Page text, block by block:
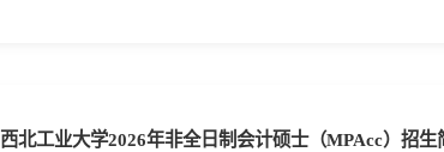
西北工业大学2026年非全日制会计硕士（MPAcc）招生